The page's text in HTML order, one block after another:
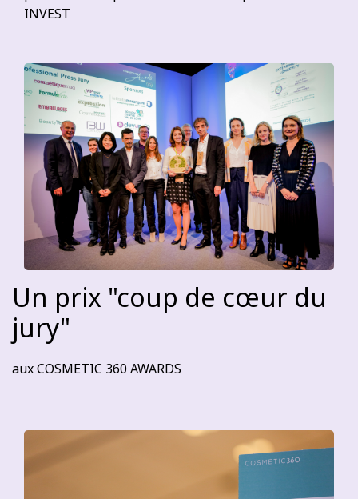
INVEST
Un prix "coup de cœur du
jury"
aux COSMETIC 360 AWARDS